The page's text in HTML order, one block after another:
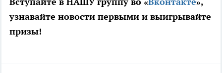
узнавайте новости первыми и выигрывайте
призы!